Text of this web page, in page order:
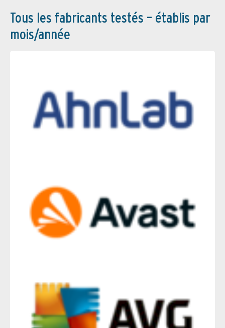
Tous les fabricants testés – établis par
mois/année